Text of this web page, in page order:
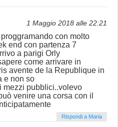
1 Maggio 2018 alle 22:21
con molto
end con partenza 7
a parigi Orly
come arrivare in
avente de la Republique in
e non so
mezzi pubblici..volevo
venire una corsa con il
Rispondi a Maria